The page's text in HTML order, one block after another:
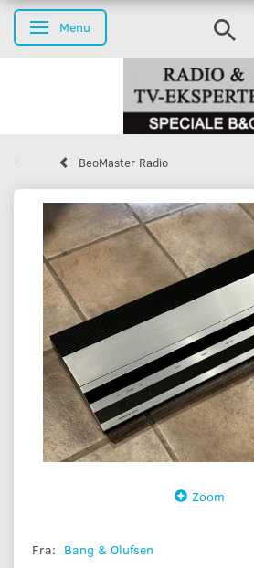
Skifte navigation
Menu
BeoMaster Radio
Zoom
Fra: Bang & Olufsen